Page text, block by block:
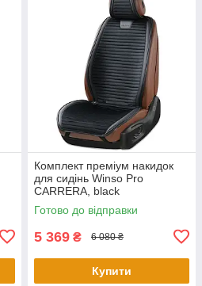
Комплект преміум накидок
для сидінь Winso Pro
СARRERA, black
Готово до відправки
5 369 ₴ 6 080 ₴
Купити